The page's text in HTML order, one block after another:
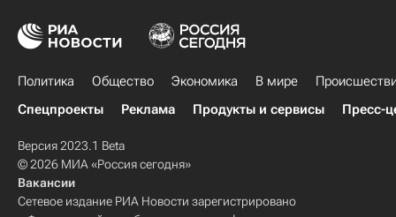
Политика Общество Экономика В мире
Спецпроекты
Реклама Продукты и сервисы Пресс-
Версия 2023.1 Beta
© 2026 МИА «Россия сегодня»
Вакансии
Сетевое издание РИА Новости зарегистрировано